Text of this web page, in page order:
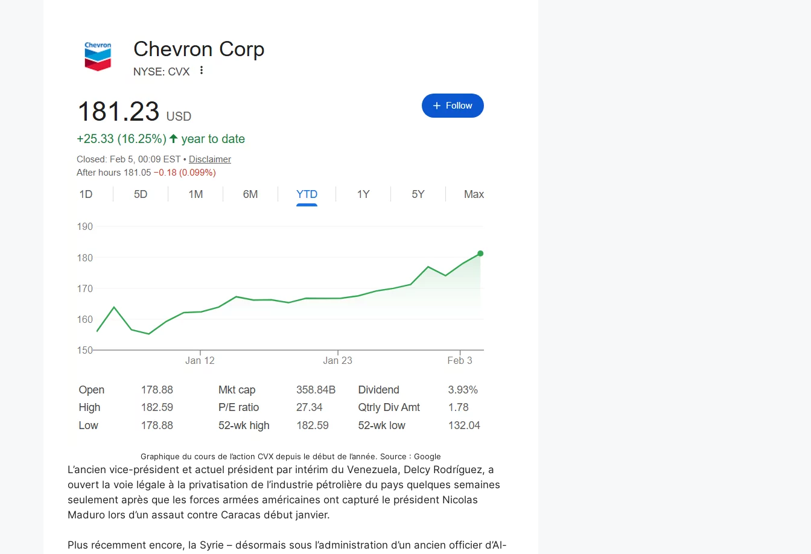
Graphique du cours de l’action CVX depuis le début de l’année. Source : Google
L’ancien vice-président et actuel président par intérim du Venezuela, Delcy Rodríguez, a
ouvert la voie légale à la privatisation de l’industrie pétrolière du pays quelques semaines
seulement après que les forces armées américaines ont capturé le président Nicolas
Maduro lors d’un assaut contre Caracas début janvier.
Plus récemment encore, la Syrie – désormais sous l’administration d’un ancien officier d’Al-